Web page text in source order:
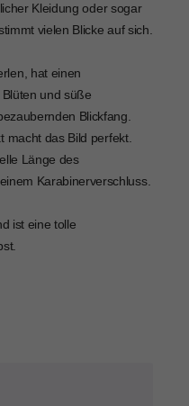
Kleidung oder sogar
vielen Blicke auf sich.
hat einen
und süße
Blickfang.
macht das Bild perfekt.
Länge des
Karabinerverschluss.
ist eine tolle